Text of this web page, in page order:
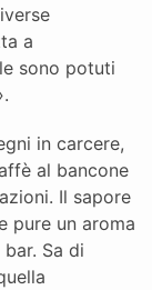
a
sono potuti
in carcere,
al bancone
Il sapore
pure un aroma
Sa di